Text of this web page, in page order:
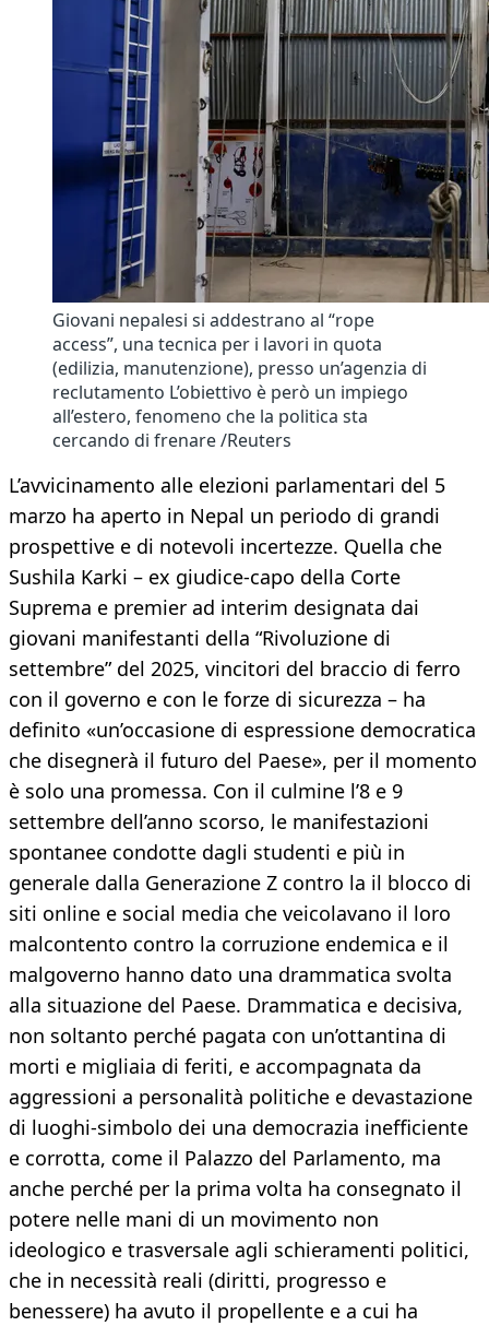
Giovani nepalesi si addestrano al “rope
access”, una tecnica per i lavori in quota
(edilizia, manutenzione), presso un’agenzia di
reclutamento L’obiettivo è però un impiego
all’estero, fenomeno che la politica sta
cercando di frenare /Reuters
L’avvicinamento alle elezioni parlamentari del 5
marzo ha aperto in Nepal un periodo di grandi
prospettive e di notevoli incertezze. Quella che
Sushila Karki – ex giudice-capo della Corte
Suprema e premier ad interim designata dai
giovani manifestanti della “Rivoluzione di
settembre” del 2025, vincitori del braccio di ferro
con il governo e con le forze di sicurezza – ha
definito «un’occasione di espressione democratica
che disegnerà il futuro del Paese», per il momento
è solo una promessa. Con il culmine l’8 e 9
settembre dell’anno scorso, le manifestazioni
spontanee condotte dagli studenti e più in
generale dalla Generazione Z contro la il blocco di
siti online e social media che veicolavano il loro
malcontento contro la corruzione endemica e il
malgoverno hanno dato una drammatica svolta
alla situazione del Paese. Drammatica e decisiva,
non soltanto perché pagata con un’ottantina di
morti e migliaia di feriti, e accompagnata da
aggressioni a personalità politiche e devastazione
di luoghi-simbolo dei una democrazia inefficiente
e corrotta, come il Palazzo del Parlamento, ma
anche perché per la prima volta ha consegnato il
potere nelle mani di un movimento non
ideologico e trasversale agli schieramenti politici,
che in necessità reali (diritti, progresso e
benessere) ha avuto il propellente e a cui ha